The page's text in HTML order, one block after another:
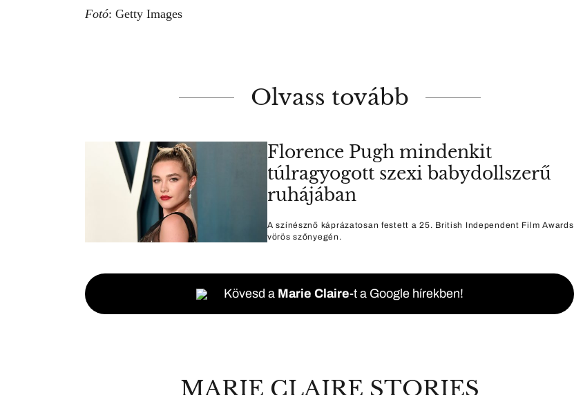
Fotó: Getty Images
Olvass tovább
Florence Pugh mindenkit
túlragyogott szexi babydollszerű
ruhájában
A színésznő káprázatosan festett a 25. British Independent Film Awards
vörös szőnyegén.
Kövesd a Marie Claire-t a Google hírekben!
MARIE CLAIRE STORIES